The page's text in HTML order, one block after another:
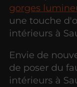
gorges
une touche
intérieurs à
Envie de
de poser du
intérieurs à